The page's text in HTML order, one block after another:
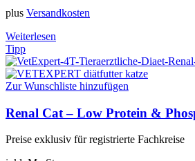
plus Versandkosten
Weiterlesen
Tipp
Zur Wunschliste hinzufügen
Renal Cat – Low Protein &
Preise exklusiv für registrierte Fachkreise